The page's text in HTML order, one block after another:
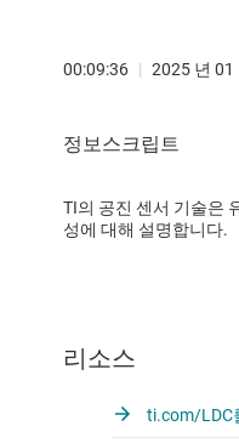
00:09:36 | 2025 년 01
TI의 공진 센서 기술은
성에 대해 설명합니다.
리소스
ti.com/LDC